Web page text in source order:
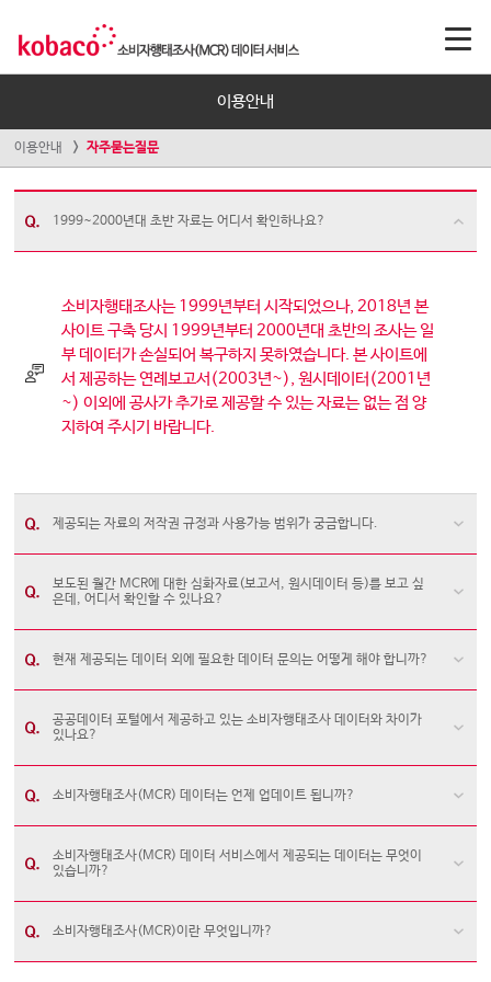
이용안내
이용안내 자주묻는질문
1999~2000년대 초반 자료는 어디서 확인하나요?
소비자행태조사는 1999년부터 시작되었으나, 2018년 본
사이트 구축 당시 1999년부터 2000년대 초반의 조사는 일
부 데이터가 손실되어 복구하지 못하였습니다. 본 사이트에
서 제공하는 연례보고서(2003년~), 원시데이터(2001년
~) 이외에 공사가 추가로 제공할 수 있는 자료는 없는 점 양
지하여 주시기 바랍니다.
제공되는 자료의 저작권 규정과 사용가능 범위가 궁금합니다.
보도된 월간 MCR에 대한 심화자료(보고서, 원시데이터 등)를 보고 싶
은데, 어디서 확인할 수 있나요?
현재 제공되는 데이터 외에 필요한 데이터 문의는 어떻게 해야 합니까?
공공데이터 포털에서 제공하고 있는 소비자행태조사 데이터와 차이가
있나요?
소비자행태조사(MCR) 데이터는 언제 업데이트 됩니까?
소비자행태조사(MCR) 데이터 서비스에서 제공되는 데이터는 무엇이
있습니까?
소비자행태조사(MCR)이란 무엇입니까?